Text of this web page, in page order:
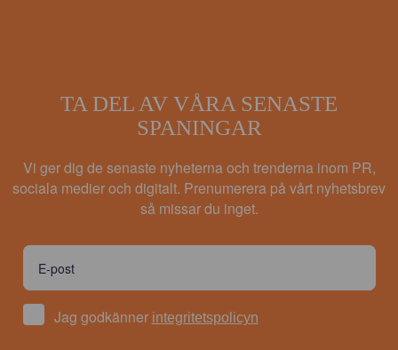
TA DEL AV VÅRA SENASTE
SPANINGAR
Vi ger dig de senaste nyheterna och trenderna inom PR,
sociala medier och digitalt. Prenumerera på vårt nyhetsbrev
så missar du inget.
Jag godkänner integritetspolicyn